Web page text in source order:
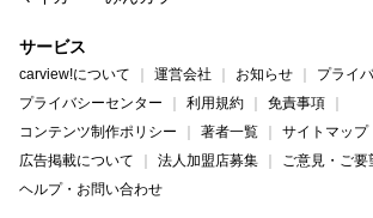
サービス
carview!について 運営会社 お知らせ
プライ
プライバシーセンター
利用規約
免責事項
コンテンツ制作ポリシー
著者一覧
サイトマップ
広告掲載について
法人加盟店募集
ご意見・ご要
ヘルプ・お問い合わせ